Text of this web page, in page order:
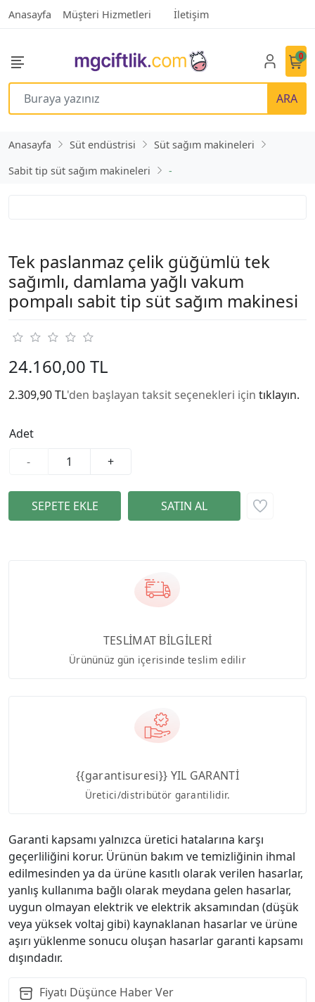
Anasayfa Müşteri Hizmetleri İletişim
ARA
0
Anasayfa Süt endüstrisi
Süt sağım makineleri
Sabit tip süt sağım makineleri
-
Tek paslanmaz çelik güğümlü tek
sağımlı, damlama yağlı vakum
pompalı sabit tip süt sağım makinesi
24.160,00 TL
2.309,90 TL'den başlayan taksit seçenekleri için tıklayın.
Adet
-
+
TESLİMAT BİLGİLERİ
Ürününüz gün içerisinde teslim edilir
{{garantisuresi}} YIL GARANTİ
Üretici/distribütör garantilidir.
Garanti kapsamı yalnızca üretici hatalarına karşı
geçerliliğini korur. Ürünün bakım ve temizliğinin ihmal
edilmesinden ya da ürüne kasıtlı olarak verilen hasarlar,
yanlış kullanıma bağlı olarak meydana gelen hasarlar,
uygun olmayan elektrik ve elektrik aksamından (düşük
veya yüksek voltaj gibi) kaynaklanan hasarlar ve ürüne
aşırı yüklenme sonucu oluşan hasarlar garanti kapsamı
dışındadır.
Fiyatı Düşünce Haber Ver